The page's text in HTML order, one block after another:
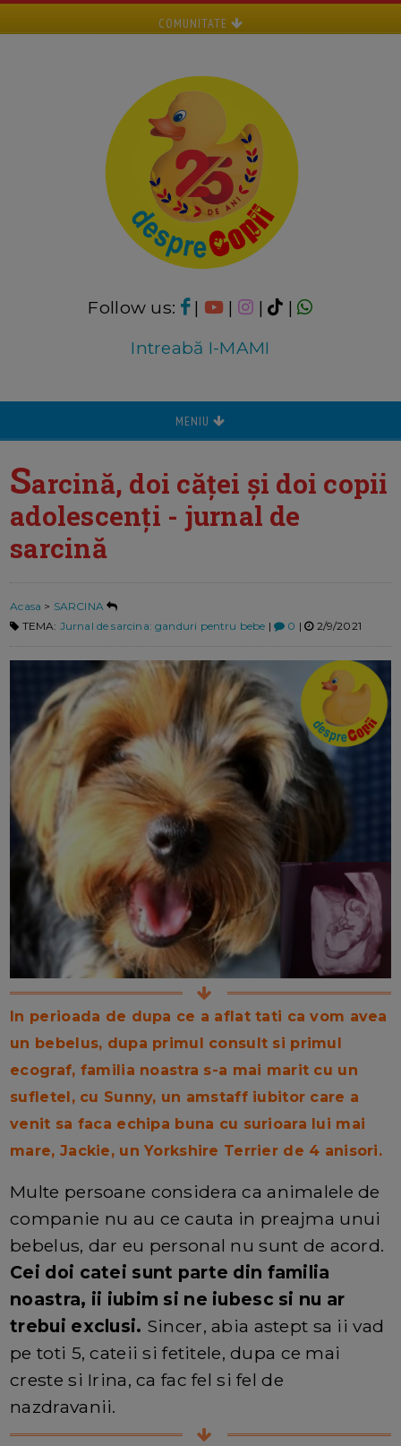
COMUNITATE
Follow us: | | |
|
Intreabă I-MAMI
MENIU
Sarcină, doi căței și doi copii
adolescenți - jurnal de
sarcină
Acasa > SARCINA
TEMA: Jurnal de sarcina: ganduri pentru bebe | 0 | 2/9/2021
In perioada de dupa ce a aflat tati ca vom avea
un bebelus, dupa primul consult si primul
ecograf, familia noastra s-a mai marit cu un
sufletel, cu Sunny, un amstaff iubitor care a
venit sa faca echipa buna cu surioara lui mai
mare, Jackie, un Yorkshire Terrier de 4 anisori.
Multe persoane considera ca animalele de
companie nu au ce cauta in preajma unui
bebelus, dar eu personal nu sunt de acord.
Cei doi catei sunt parte din familia
noastra, ii iubim si ne iubesc si nu ar
trebui exclusi. Sincer, abia astept sa ii vad
pe toti 5, cateii si fetitele, dupa ce mai
creste si Irina, ca fac fel si fel de
nazdravanii.